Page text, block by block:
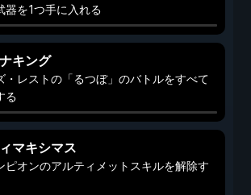
器を1つ手に入れる
キング
・レストの「るつぼ」のバトルをすべて
る
マキシマス
ピオンのアルティメットスキルを解除す